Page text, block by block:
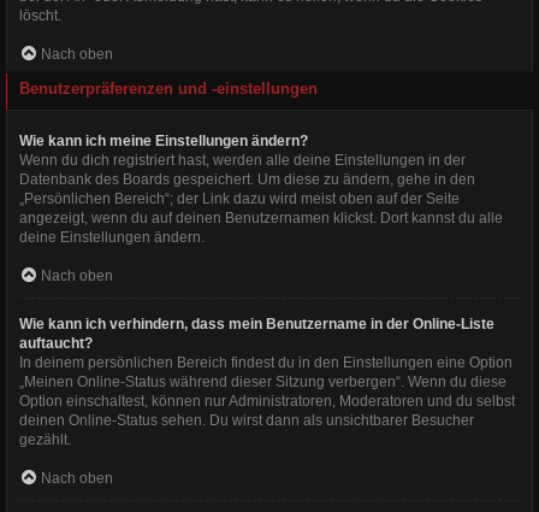
löscht.
Nach oben
Benutzerpräferenzen und -einstellungen
Wie kann ich meine Einstellungen ändern?
Wenn du dich registriert hast, werden alle deine Einstellungen in der
Datenbank des Boards gespeichert. Um diese zu ändern, gehe in den
„Persönlichen Bereich“; der Link dazu wird meist oben auf der Seite
angezeigt, wenn du auf deinen Benutzernamen klickst. Dort kannst du alle
deine Einstellungen ändern.
Nach oben
Wie kann ich verhindern, dass mein Benutzername in der Online-Liste
auftaucht?
In deinem persönlichen Bereich findest du in den Einstellungen eine Option
„Meinen Online-Status während dieser Sitzung verbergen“. Wenn du diese
Option einschaltest, können nur Administratoren, Moderatoren und du selbst
deinen Online-Status sehen. Du wirst dann als unsichtbarer Besucher
gezählt.
Nach oben